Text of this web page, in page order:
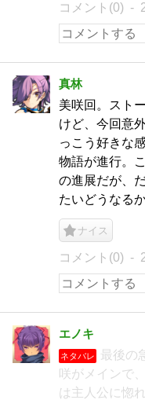
コメント(0)
真林
美咲回。スト
けど、今回意
っこう好きな
物語が進行。
の進展だが、
たいどうなるか
ナイス
コメント(0)
エノキ
ネタバレ
最後の
咲がメインで
は主人公に惚